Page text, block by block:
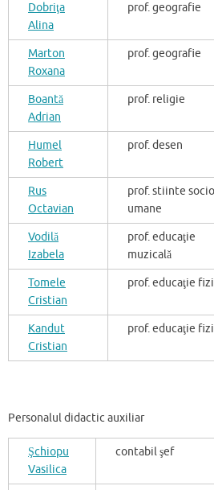
Dobriţa
Alina
prof. geografie
Marton
Roxana
prof. geografie
Boantă
Adrian
prof. religie
Humel
Robert
prof. desen
Rus
Octavian
prof. stiinte
umane
Vodilă
Izabela
prof. educaţie
muzicală
Tomele
Cristian
prof. educaţie
Kandut
Cristian
prof. educaţie
Personalul didactic auxiliar
Şchiopu
Vasilica
contabil şef